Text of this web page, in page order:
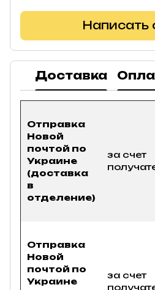
Написать
Доставка
Отправка
Новой
почтой по
Украине
(доставка
в
отделение)
за счет
Отправка
Новой
почтой по
Украине
за счет